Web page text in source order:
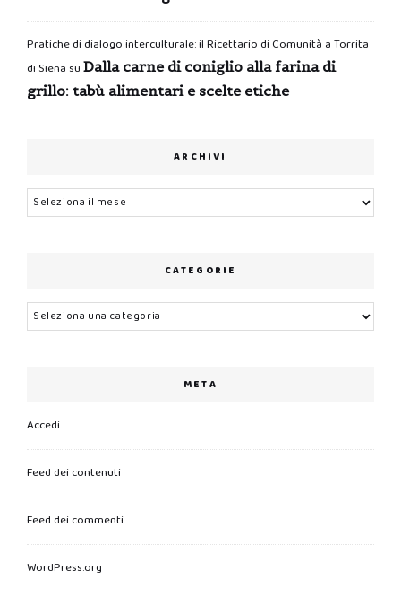
Pratiche di dialogo interculturale: il Ricettario di Comunità a Torrita
di Siena su Dalla carne di coniglio alla farina di
grillo: tabù alimentari e scelte etiche
ARCHIVI
Archivi
CATEGORIE
Categorie
META
Accedi
Feed dei contenuti
Feed dei commenti
WordPress.org